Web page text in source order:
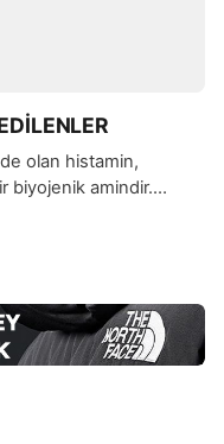
olan histamin,
biyojenik amindir.